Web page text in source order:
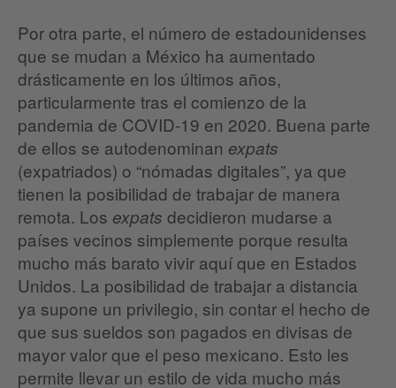
Por otra parte, el número de estadounidenses
que se mudan a México ha aumentado
drásticamente en los últimos años,
particularmente tras el comienzo de la
pandemia de COVID-19 en 2020. Buena parte
de ellos se autodenominan expats
(expatriados) o “nómadas digitales”, ya que
tienen la posibilidad de trabajar de manera
remota. Los expats decidieron mudarse a
países vecinos simplemente porque resulta
mucho más barato vivir aquí que en Estados
Unidos. La posibilidad de trabajar a distancia
ya supone un privilegio, sin contar el hecho de
que sus sueldos son pagados en divisas de
mayor valor que el peso mexicano. Esto les
permite llevar un estilo de vida mucho más